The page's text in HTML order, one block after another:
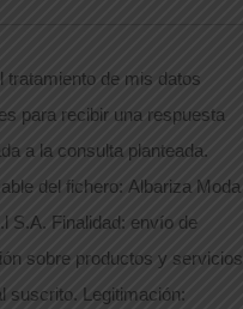
tratamiento de mis datos
para recibir una respuesta
a la consulta planteada.
del fichero: Albariza Moda
S.A. Finalidad: envío de
sobre productos y servicios
suscrito. Legitimación: